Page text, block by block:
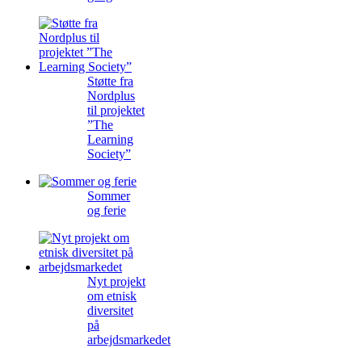
Støtte fra
Nordplus
til projektet
”The
Learning
Society”
Sommer
og ferie
Nyt projekt
om etnisk
diversitet
på
arbejdsmarkedet